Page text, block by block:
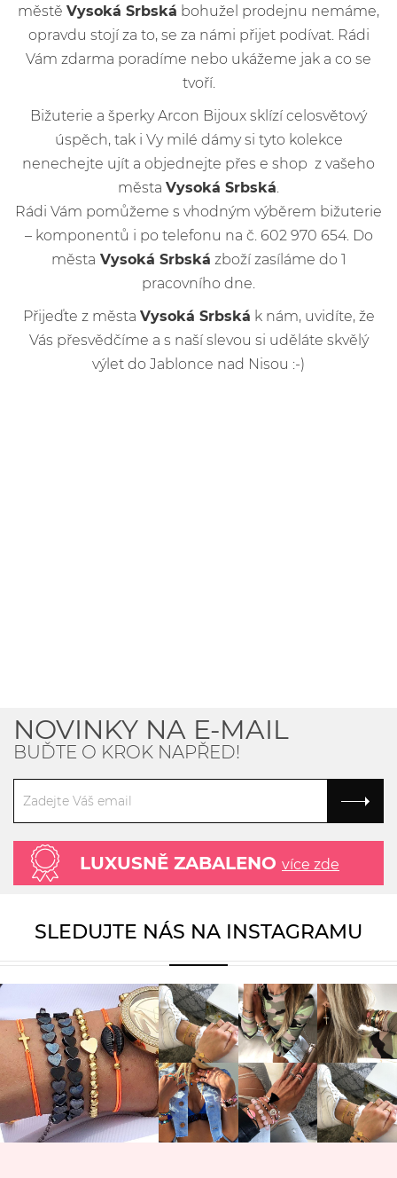
městě Vysoká Srbská bohužel prodejnu nemáme,
opravdu stojí za to, se za námi přijet podívat. Rádi
Vám zdarma poradíme nebo ukážeme jak a co se
tvoří.
Bižuterie a šperky Arcon Bijoux sklízí celosvětový
úspěch, tak i Vy milé dámy si tyto kolekce
nenechejte ujít a objednejte přes e shop z vašeho
města Vysoká Srbská
Rádi Vám pomůžeme s vhodným výběrem bižuterie
– komponentů i po telefonu na č. 602 970 654. Do
města Vysoká Srbská zboží zasíláme do 1
pracovního dne.
Přijeďte z města Vysoká Srbská k nám, uvidíte, že
Vás přesvědčíme a s naší slevou si uděláte skvělý
výlet do Jablonce nad Nisou :-)
NOVINKY NA E-MAIL
BUĎTE O KROK NAPŘED!
LUXUSNĚ ZABALENO více zde
SLEDUJTE NÁS NA INSTAGRAMU